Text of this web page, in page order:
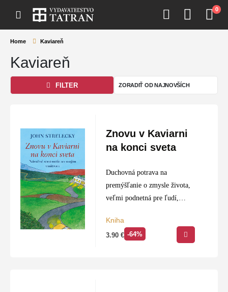
0
Home Kaviareň
Kaviareň
FILTER
Znovu v Kaviarni
na konci sveta
Duchovná potrava na
premýšľanie o zmysle života,
veľmi podnetná pre ľudí,
veku, alebo im odišiel niekto
blízky a teraz si kladú otázky
Kniha
3.90€ -64%